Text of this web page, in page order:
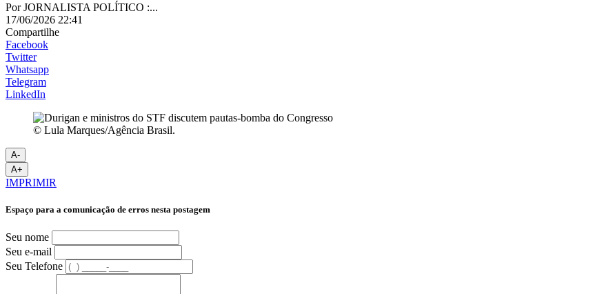
PorJORNALISTA POLÍTICO :...
17/06/2026 22:41
Compartilhe
Facebook
Twitter
Whatsapp
Telegram
LinkedIn
© Lula Marques/Agência Brasil.
A-
A+
IMPRIMIR
Espaço para a comunicação de erros nesta postagem
Seu nome
Seu e-mail
Seu Telefone